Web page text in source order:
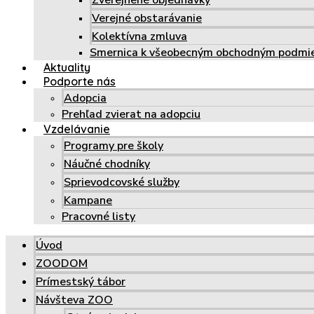
Verejné obstarávanie
Kolektívna zmluva
Smernica k všeobecným obchodným
Aktuality
Podporte nás
Adopcia
Prehľad zvierat na adopciu
Vzdelávanie
Programy pre školy
Náučné chodníky
Sprievodcovské služby
Kampane
Pracovné listy
Úvod
ZOODOM
Prímestský tábor
Návšteva ZOO